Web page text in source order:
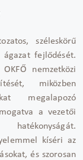
széleskörű
fejlődését.
nemzetközi
miközben
megalapozó
a vezetői
kíséri az
és szorosan